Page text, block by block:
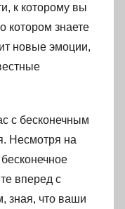
к которому вы
котором знаете
новые эмоции,
с бесконечным
Несмотря на
вперед с
зная, что ваши